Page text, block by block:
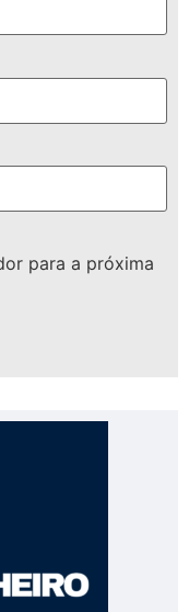
para a próxima